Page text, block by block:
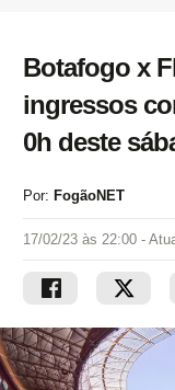
Botafogo x
ingressos
0h deste
Por: FogãoNET
17/02/23 às 22:00 -